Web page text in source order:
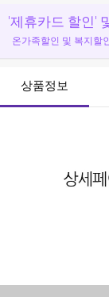
'제휴카드 할인'
온가족할인 및 복지할
상품정보